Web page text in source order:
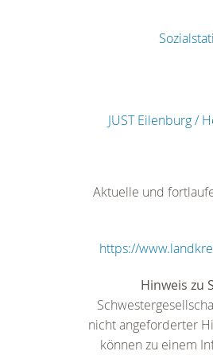
JUST Eilenburg /
Aktuelle und
https://
Hinweis zu
nicht angeforderter
können zu einem